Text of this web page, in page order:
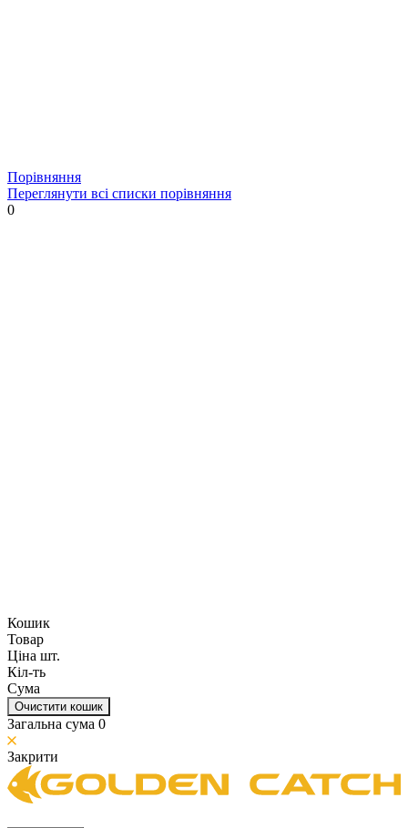
Порівняння
Переглянути всі списки порівняння
0
Кошик
Товар
Ціна шт.
Кіл-ть
Сума
Очистити кошик
Загальна сума 0
Закрити